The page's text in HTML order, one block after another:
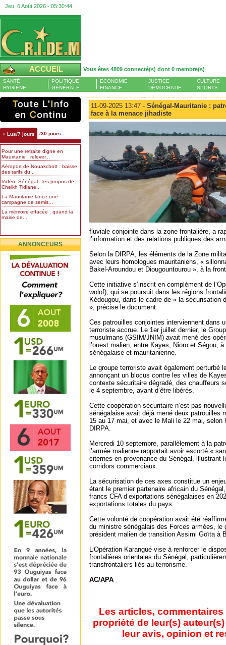
Jeu, 6 Août 2026 - 05:30:44
ACCUEIL Vous êtes 4809 connecté(s) dont 0 membre(s)
SANTÉ
HYGIÈNE
POLITIQUE
GÉNÉRALE
ECONOMIE
FINANCE
JUSTICE
DÉMOCRATIE
CULTURE
SPORTS
+ Lus/7 jours /30 jours
Pour une retraite digne en
Mauritanie : relever...
Aéroport de Nouakchott : baisse
des tarifs du...
Vidéo. Sénégal : les propos de
Cheikh Tidiane...
La Mauritanie lance une
campagne de semis...
La mémoire effacée : quand la
mairie de...
ANNONCEURS
11-09-2025 13:47 - Sénégal-Mauritanie :
face à la menace jihadiste
fluviale conjointe dans la zone frontalière, a
l’information et des relations publiques des
Selon la DIRPA, les éléments de la Zone
avec leurs homologues mauritaniens, «
Bakel-Aroundou et Diougountourou », à la
Cette initiative s’inscrit en complément de
wolof), qui se poursuit dans les régions
Kédougou, dans le cadre de « la sécurisation
», précise le document.
Ces patrouilles conjointes interviennent dans
terroriste accrue. Le 1er juillet dernier, le
musulmans (GSIM/JNIM) avait mené des
l’ouest malien, entre Kayes, Nioro et Ségou,
sénégalaise et mauritanienne.
Le groupe terroriste avait également perturbé
annonçant un blocus contre les villes de
contexte sécuritaire dégradé, des chauffeurs
le 4 septembre, avant d’être libérés.
Cette coopération sécuritaire n’est pas
sénégalaise avait déjà mené deux patrouilles
15 au 17 mai, et avec le Mali le 22 mai, selon
DIRPA.
Mercredi 10 septembre, parallèlement à la
l’armée malienne rapportait avoir escorté «
citernes en provenance du Sénégal, illustrant
corridors commerciaux.
La sécurisation de ces axes constitue un
étant le premier partenaire africain du
francs CFA d’exportations sénégalaises en
exportations totales du pays.
Cette volonté de coopération avait été
du ministre sénégalais des Forces armées, le
président malien de transition Assimi Goïta à
L’Opération Karangué vise à renforcer le
frontalières orientales du Sénégal,
transfrontaliers liés au terrorisme.
AC/APA
Les articles,
propriété de leur(s)
leur avis, opinion et